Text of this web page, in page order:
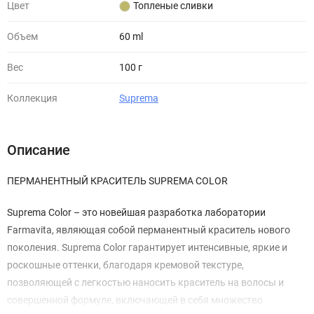
Цвет Топленые сливки
Объем 60 ml
Вес 100 г
Коллекция Suprema
Описание
ПЕРМАНЕНТНЫЙ КРАСИТЕЛЬ SUPREMA COLOR
Suprema Color – это новейшая разработка лаборатории
Farmavita, являющая собой перманентный краситель нового
поколения. Suprema Color гарантирует интенсивные, яркие и
роскошные оттенки, благодаря кремовой текстуре,
позволяющей с легкостью наносить краситель на волосы и
совершенной формуле, включающей в себя множество